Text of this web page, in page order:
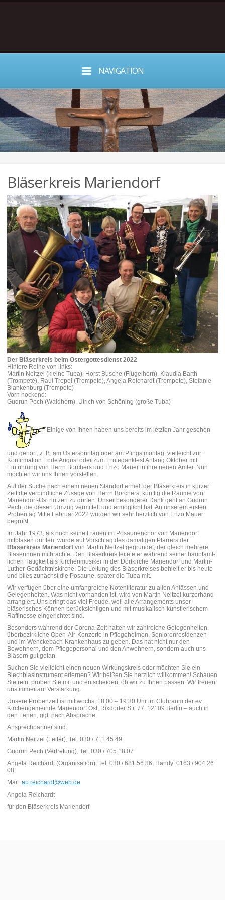
NAVIGATION
Bläserkreis Mariendorf
Der Bläserkreis beim Ostergottesdienst 2022
Hintere Reihe von links:
Martin Neitzel (kleine Tuba), Horst Busche (Flügelhorn), Klaudia Barth
(Trompete), Raul Trepel (Trompete), Angela Reichardt (Trompete), Stefanie
Blankenburg (Trompete)
Vorn hockend:
Gudrun Pech (Waldhorn), Ulrich von Schöning (große Tuba)
Einige von Ihnen haben uns bereits im letzten Jahr gesehen
und gehört, z. B. am Ostersonntag oder am Pfingstmontag, vielleicht zur
Konfirmation Ende August oder zum Erntedankfest Anfang Oktober mit
Einführung von Herrn Borchers und Enzo Mauer in ihre neuen Ämter. Nun
möchten wir uns Ihnen vorstellen.
Auf der Suche nach einem neuen Standort erhielt der Bläserkreis in kurzer
Zeit die verbindliche Zusage von Herrn Borchers, künftig die Räume von
Mariendorf-Ost nutzen zu dürfen. Unser besonderer Dank geht an Gudrun
Pech, die diesen Umzug vermittelt und ermöglicht hat. An unserem ersten
Probentag Mitte Februar 2022 wurden wir sehr herzlich von Enzo Mauer
begrüßt.
Im Jahr 1973, als noch keine Frauen im Posaunenchor von Mariendorf
mitblasen durften, wurde auf Vorschlag des damaligen Pfarrers der
Bläserkreis Mariendorf von Martin Neitzel gegründet, der gleich mehrere
Bläserinnen mitbrachte. Den Bläserkreis leitete er während seiner hauptamt­
lichen Tätigkeit als Kirchenmusiker in der Dorfkirche Mariendorf und Martin-
Luther-Gedächtnis­kirche. Die Leitung des Bläserkreises behielt er bis heute
und blies zunächst die Posaune, später die Tuba mit.
Wir verfügen über eine umfangreiche Notenliteratur zu allen Anlässen und
Gelegenheiten. Was nicht vorhanden ist, wird von Martin Neitzel kurzerhand
arrangiert. Uns bringt das viel Freude, weil alle Arrangements unser
bläserisches Können berücksichtigen und mit musikalisch-künstlerischem
Raffinesse eingerichtet sind.
Besonders während der Corona-Zeit hatten wir zahlreiche Gelegenheiten,
überbezirkliche Open-Air-Konzerte in Pflegeheimen, Seniorenresidenzen
und im Wenckebach-Krankenhaus zu geben. Das hat nicht nur den
Bewohnern, dem Pflegepersonal und den Anwohnern, sondern auch uns
Bläsern gut getan.
Suchen Sie vielleicht einen neuen Wirkungskreis oder möchten Sie ein
Blechblasinstrument erlernen? Wir heißen Sie herzlich willkommen! Schauen
Sie rein, proben Sie mit und entscheiden, ob wir zu Ihnen passen. Wir freuen
uns immer auf Verstärkung.
Unsere Probenzeit ist mittwochs, 18:00 – 19:30 Uhr im Clubraum der ev.
Kirchengemeinde Mariendorf Ost, Rixdorfer Str. 77, 12109 Berlin – auch in
den Ferien, ggf. nach Absprache.
Ansprechpartner sind:
Martin Neitzel (Leiter), Tel. 030 / 711 45 49
Gudrun Pech (Vertretung), Tel. 030 / 705 18 07
Angela Reichardt (Organisation), Tel. 030 / 681 56 86, Handy: 0163 / 904 26
08,
Mail: ap.reichardt@web.de
Angela Reichardt
für den Bläserkreis Mariendorf